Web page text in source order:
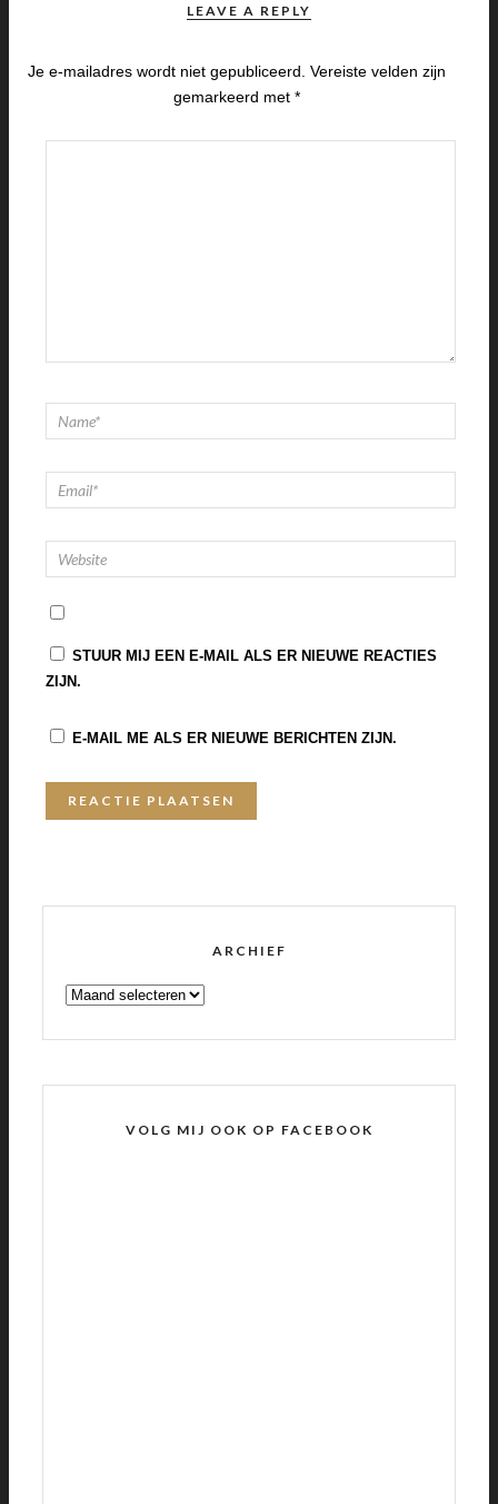
LEAVE A REPLY
Je e-mailadres wordt niet gepubliceerd. Vereiste velden zijn
gemarkeerd met*
STUUR MIJ EEN E-MAIL ALS ER NIEUWE REACTIES
ZIJN.
E-MAIL ME ALS ER NIEUWE BERICHTEN ZIJN.
ARCHIEF
ARCHIEF
VOLG MIJ OOK OP FACEBOOK